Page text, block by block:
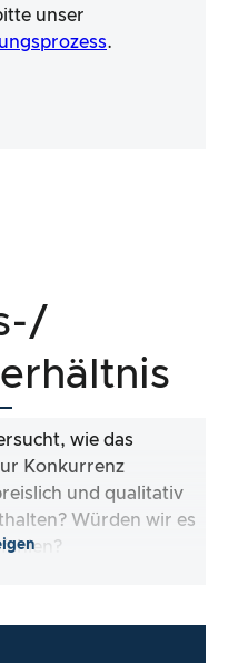
unser
.
wie das
Konkurrenz
und qualitativ
Würden wir es